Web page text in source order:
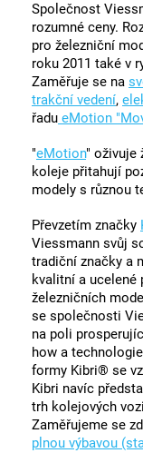
Společnost
rozumné ceny.
pro železniční
roku 2011 také v
Zaměřuje se na
trakční vedení,
řadu eMotion
"eMotion" oživuje
koleje přitahují
modely s různou
Převzetím značky
Viessmann svůj
tradiční značky a
kvalitní a
železničních
se společnosti
na poli
how a
formy Kibri® se
Kibri navíc
trh kolejových
Zaměřujeme se
plnou výbavou